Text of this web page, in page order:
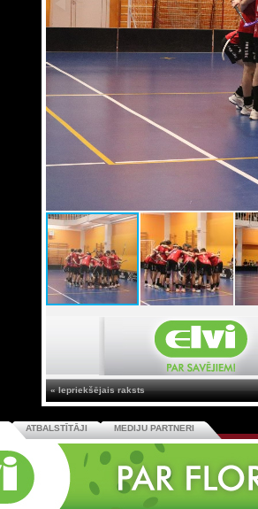
« Iepriekšējais raksts
ATBALSTĪTĀJI MEDIJU PARTNERI